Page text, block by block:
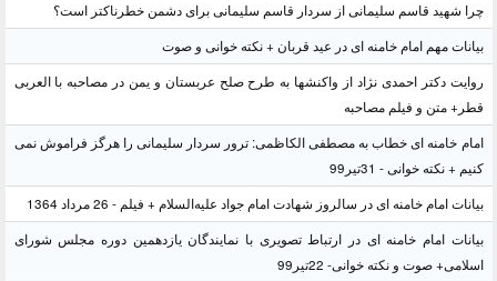
چرا شهید قاسم سلیمانی از سردار قاسم سلیمانی برای دشمن خطرناکتر است؟
بیانات مهم امام خامنه ای در عید قربان + نکته خوانی و صوت
روایت دکتر احمدی نژاد از واکنشها به طرح صلح عربستان و یمن در مصاحبه با العربی
قطر+ متن و فیلم مصاحبه
امام خامنه ای خطاب به مصطفی الکاظمی: ترور سردار سلیمانی را هرگز فراموش نمی
کنیم + نکته خوانی - 31تیر99
بیانات امام خامنه ای در سالروز شهادت امام جواد علیه‌السلام + فیلم - 26 مرداد 1364
بیانات امام خامنه ای در ارتباط تصویری با نمایندگان یازدهمین دوره مجلس شورای
اسلامی+ صوت و نکته خوانی- 22تیر99